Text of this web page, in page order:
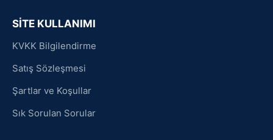
SİTE KULLANIMI
KVKK Bilgilendirme
Satış Sözleşmesi
Şartlar ve Koşullar
Sık Sorulan Sorular